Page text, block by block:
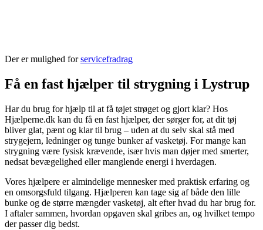
Der er mulighed forservicefradrag
Få en fast hjælper til strygning i Lystrup
Har du brug for hjælp til at få tøjet strøget og gjort klar? Hos
Hjælperne.dk kan du få en fast hjælper, der sørger for, at dit tøj
bliver glat, pænt og klar til brug – uden at du selv skal stå med
strygejern, ledninger og tunge bunker af vasketøj. For mange kan
strygning være fysisk krævende, især hvis man døjer med smerter,
nedsat bevægelighed eller manglende energi i hverdagen.
Vores hjælpere er almindelige mennesker med praktisk erfaring og
en omsorgsfuld tilgang. Hjælperen kan tage sig af både den lille
bunke og de større mængder vasketøj, alt efter hvad du har brug for.
I aftaler sammen, hvordan opgaven skal gribes an, og hvilket tempo
der passer dig bedst.